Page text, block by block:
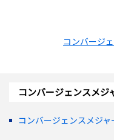
コンバージ
コンバージェンスメジ
コンバージェンスメジ